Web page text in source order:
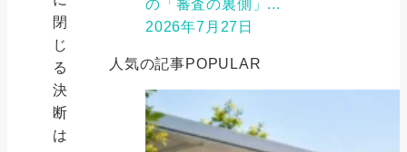
閉
じ
る
決
断
は
の「審査の裏側」...
2026年7月27日
人気の記事POPULAR